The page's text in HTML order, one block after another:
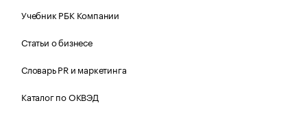
Учебник РБК Компании
Статьи о бизнесе
Словарь PR и маркетинга
Каталог по ОКВЭД